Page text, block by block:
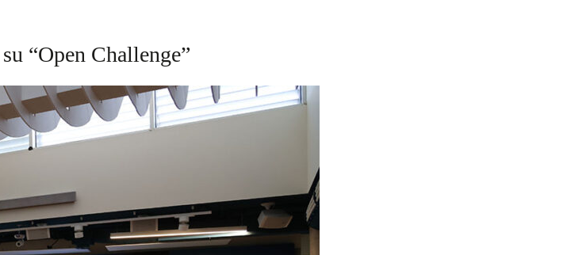
“Open Challenge”